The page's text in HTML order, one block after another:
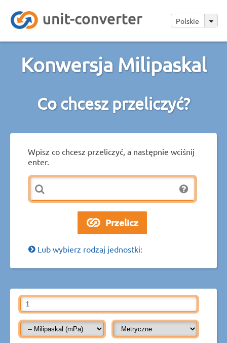
Polskie
Konwersja Milipaskal
Co chcesz przeliczyć?
Wpisz co chcesz przeliczyć, a następnie wciśnij
enter.
Lub wybierz rodzaj jednostki: